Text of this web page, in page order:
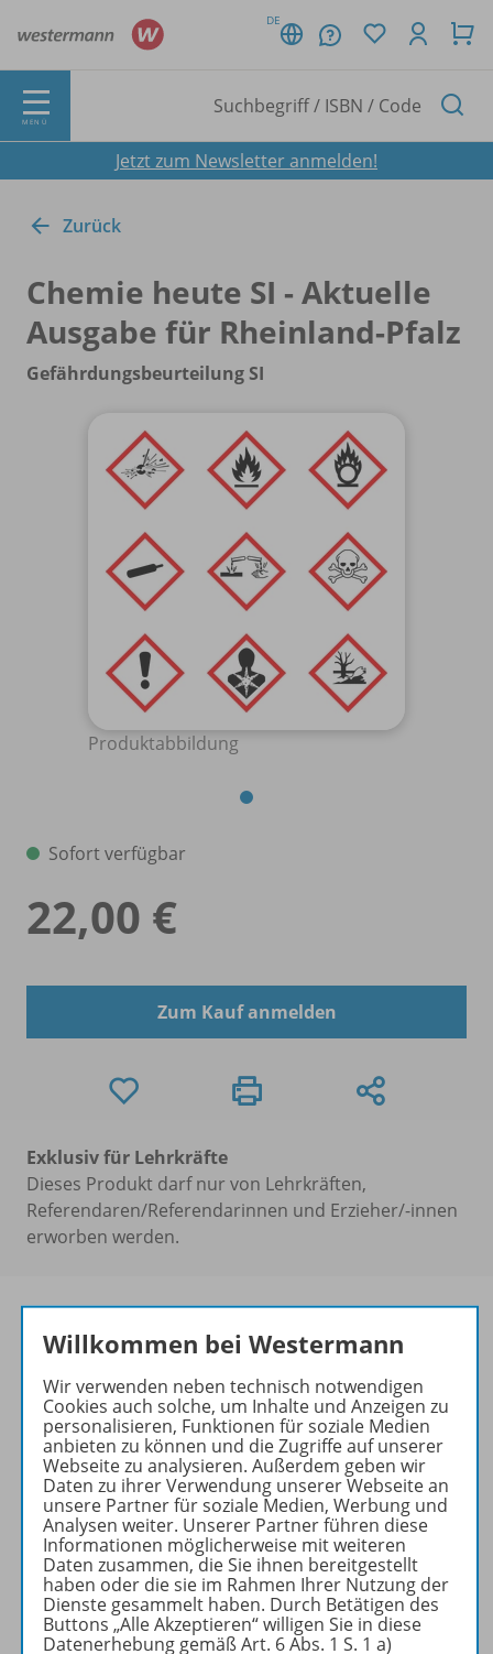
DE
MENÜ
Jetzt zum Newsletter anmelden!
Zurück
Chemie heute SI - Aktuelle
Ausgabe für Rheinland-Pfalz
Gefährdungsbeurteilung SI
Produktabbildung
Sofort verfügbar
22,00 €
Zum Kauf anmelden
Exklusiv für Lehrkräfte
Dieses Produkt darf nur von Lehrkräften,
Referendaren/Referendarinnen und Erzieher/-innen
erworben werden.
Produktinformationen
Beschreibung
Zugehörige Produkte
Benachrichtigungs-Service
Willkommen bei Westermann
Wir verwenden neben technisch notwendigen
Cookies auch solche, um Inhalte und Anzeigen zu
personalisieren, Funktionen für soziale Medien
anbieten zu können und die Zugriffe auf unserer
Webseite zu analysieren. Außerdem geben wir
Daten zu ihrer Verwendung unserer Webseite an
unsere Partner für soziale Medien, Werbung und
Analysen weiter. Unserer Partner führen diese
Informationen möglicherweise mit weiteren
Daten zusammen, die Sie ihnen bereitgestellt
haben oder die sie im Rahmen Ihrer Nutzung der
Dienste gesammelt haben. Durch Betätigen des
Buttons „Alle Akzeptieren“ willigen Sie in diese
Datenerhebung gemäß Art. 6 Abs. 1 S. 1 a)